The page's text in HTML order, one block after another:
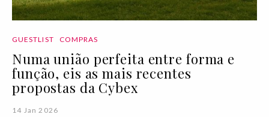
GUESTLIST COMPRAS
Numa união perfeita entre forma e
função, eis as mais recentes
propostas da Cybex
14 Jan 2026